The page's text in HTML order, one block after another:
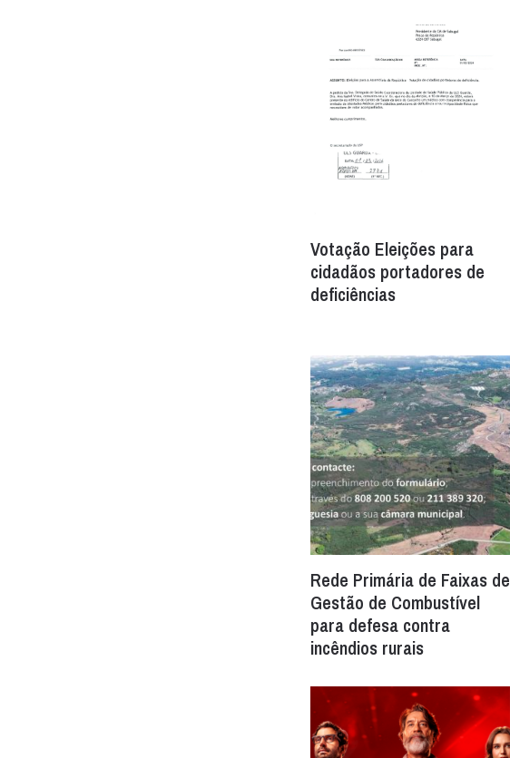
Votação Eleições para
cidadãos portadores de
deficiências
Rede Primária de Faixas de
Gestão de Combustível
para defesa contra
incêndios rurais